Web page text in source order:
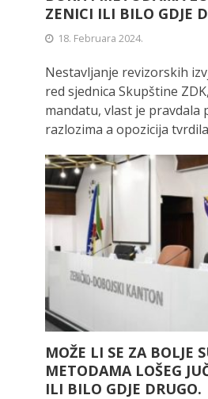
ZENICI ILI BILO GDJE
18. Februara 2024.
Nestavljanje revizorskih
red sjednica Skupštine
mandatu, vlast je pravdala
razlozima a opozicija
MOŽE LI SE ZA BOLJE
METODAMA LOŠEG
ILI BILO GDJE DRUGO.